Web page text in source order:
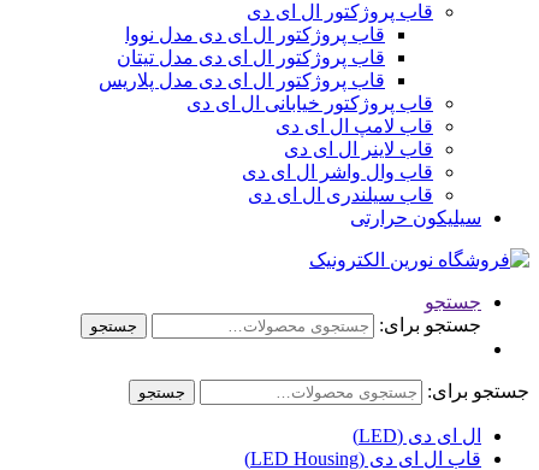
قاب پروژکتور ال ای دی
قاب پروژکتور ال ای دی مدل نووا
قاب پروژکتور ال ای دی مدل تیتان
قاب پروژکتور ال ای دی مدل پلاریس
قاب پروژکتور خیابانی ال ای دی
قاب لامپ ال ای دی
قاب لاینر ال ای دی
قاب وال واشر ال ای دی
قاب سیلندری ال ای دی
سیلیکون حرارتی
جستجو
جستجو برای:
جستجو
جستجو برای: جستجو
ال ای دی (LED)
قاب ال ای دی (LED Housing)